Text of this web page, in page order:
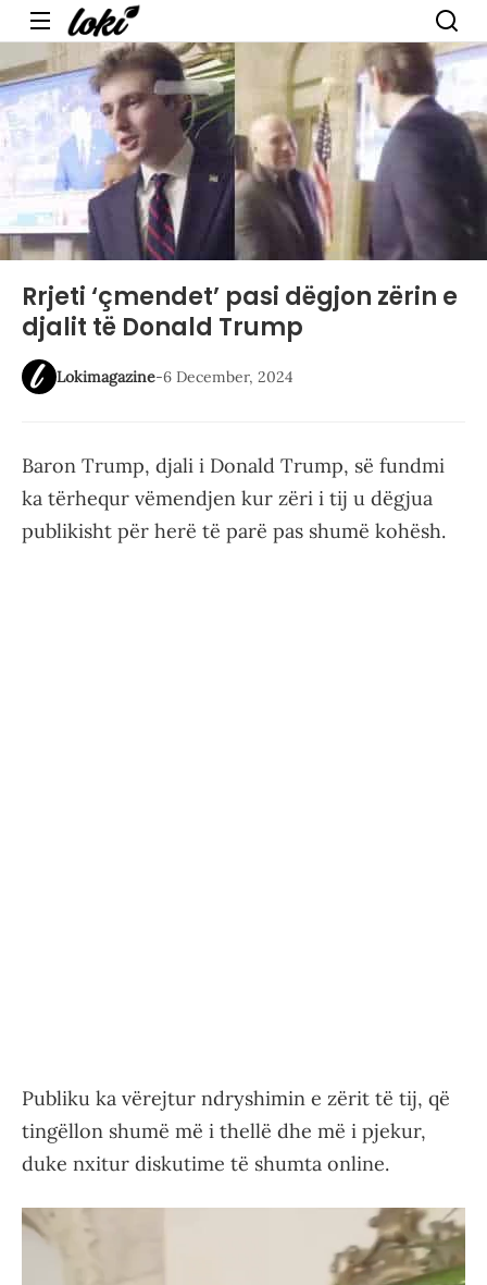
Menu
Rrjeti ‘çmendet’ pasi dëgjon zërin e
djalit të Donald Trump
Lokimagazine-6 December, 2024
Baron Trump, djali i Donald Trump, së fundmi
ka tërhequr vëmendjen kur zëri i tij u dëgjua
publikisht për herë të parë pas shumë kohësh.
Publiku ka vërejtur ndryshimin e zërit të tij, që
tingëllon shumë më i thellë dhe më i pjekur,
duke nxitur diskutime të shumta online.
Video